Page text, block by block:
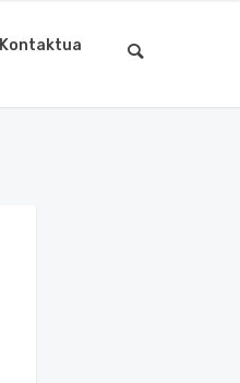
Kontaktua